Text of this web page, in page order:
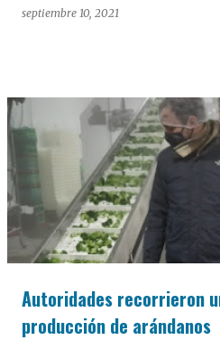
septiembre 10, 2021
Autoridades recorrieron
producción de arándanos